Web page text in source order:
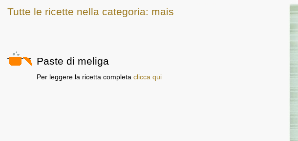
Tutte le ricette nella categoria: mais
Paste di meliga
Per leggere la ricetta completa clicca qui